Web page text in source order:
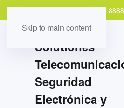
Skip to main content
Teléfono: +593 97 978 8888